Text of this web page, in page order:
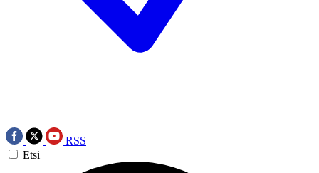
RSS
Etsi